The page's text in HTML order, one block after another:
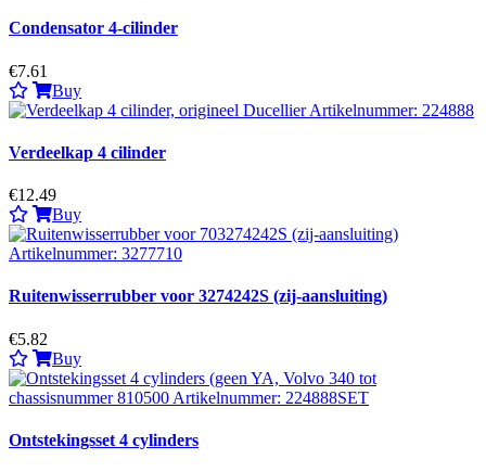
Condensator 4-cilinder
€7.61
Buy
Verdeelkap 4 cilinder
€12.49
Buy
Ruitenwisserrubber voor 3274242S (zij-aansluiting)
€5.82
Buy
Ontstekingsset 4 cylinders